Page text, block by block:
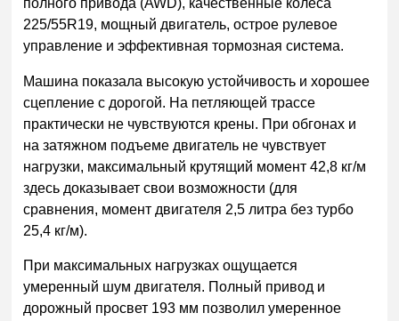
225/55R19, мощный двигатель, острое рулевое
управление и эффективная тормозная система.
Машина показала высокую устойчивость и хорошее
сцепление с дорогой. На петляющей трассе
практически не чувствуются крены. При обгонах и
на затяжном подъеме двигатель не чувствует
нагрузки, максимальный крутящий момент 42,8 кг/м
здесь доказывает свои возможности (для
сравнения, момент двигателя 2,5 литра без турбо
25,4 кг/м).
При максимальных нагрузках ощущается
умеренный шум двигателя. Полный привод и
дорожный просвет 193 мм позволил умеренное